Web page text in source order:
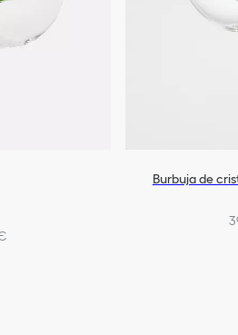
Burbuja de